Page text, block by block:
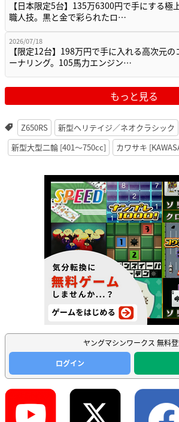
【日本限定5台】135万6300円で手にする極
職人技。黒と金で彩られたロ…
2026/07/18
【限定12台】198万円で手に入れる高次元の
ーナリング。105馬力エンジン…
もっと見る
Z650RS
新型ヘリテイジ／ネオクラシック
新型大型二輪 [401〜750cc]
カワサキ
ヤングマシンワークス 無料
ログイン